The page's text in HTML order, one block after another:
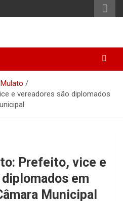
e vereadores são diplomados
Prefeito, vice e
em
Municipal